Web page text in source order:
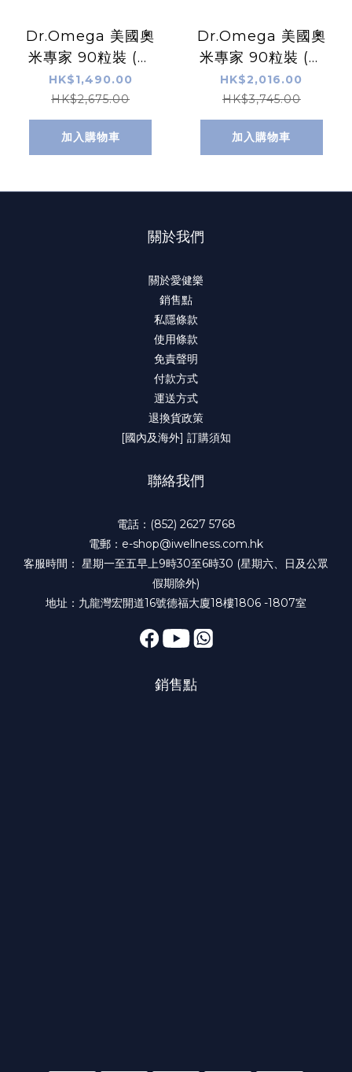
Dr.Omega 美國奧
米專家 90粒裝 (買
5盒送24粒)
HK$1,490.00
HK$2,675.00
加入購物車
Dr.Omega 美國奧
米專家 90粒裝 (買
7盒送24粒)
HK$2,016.00
HK$3,745.00
加入購物車
關於我們
關於愛健樂
銷售點
私隱條款
使用條款
免責聲明
付款方式
運送方式
退換貨政策
[國內及海外] 訂購須知
聯絡我們
電話：(852) 2627 5768
電郵：e-shop@iwellness.com.hk
客服時間： 星期一至五早上9時30至6時30 (星期六、日及公眾
假期除外)
地址：九龍灣宏開道16號德福大廈18樓1806 -1807室
銷售點